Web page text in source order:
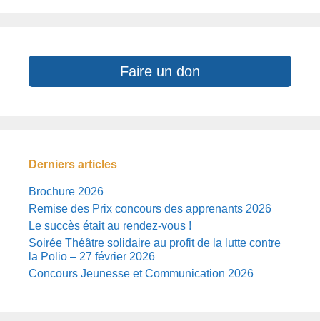
Faire un don
Derniers articles
Brochure 2026
Remise des Prix concours des apprenants 2026
Le succès était au rendez-vous !
Soirée Théâtre solidaire au profit de la lutte contre
la Polio – 27 février 2026
Concours Jeunesse et Communication 2026